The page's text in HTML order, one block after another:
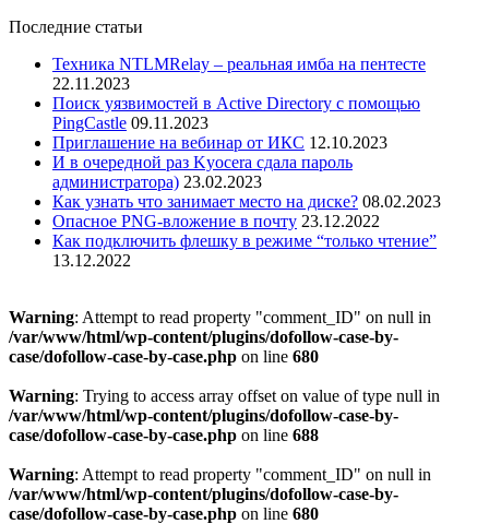
Последние статьи
Техника NTLMRelay – реальная имба на пентесте
22.11.2023
Поиск уязвимостей в Active Directory с помощью
PingCastle 09.11.2023
Приглашение на вебинар от ИКС 12.10.2023
И в очередной раз Kyocera сдала пароль
администратора) 23.02.2023
Как узнать что занимает место на диске? 08.02.2023
Опасное PNG-вложение в почту 23.12.2022
Как подключить флешку в режиме “только чтение”
13.12.2022
Warning: Attempt to read property "comment_ID" on null in
/var/www/html/wp-content/plugins/dofollow-case-by-
case/dofollow-case-by-case.php on line 680
Warning: Trying to access array offset on value of type null in
/var/www/html/wp-content/plugins/dofollow-case-by-
case/dofollow-case-by-case.php on line 688
Warning: Attempt to read property "comment_ID" on null in
/var/www/html/wp-content/plugins/dofollow-case-by-
case/dofollow-case-by-case.php on line 680